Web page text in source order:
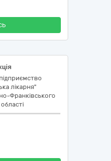
лікарня"
Франківського